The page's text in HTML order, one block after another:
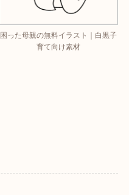
困った母親の無料イラスト｜白黒子
育て向け素材